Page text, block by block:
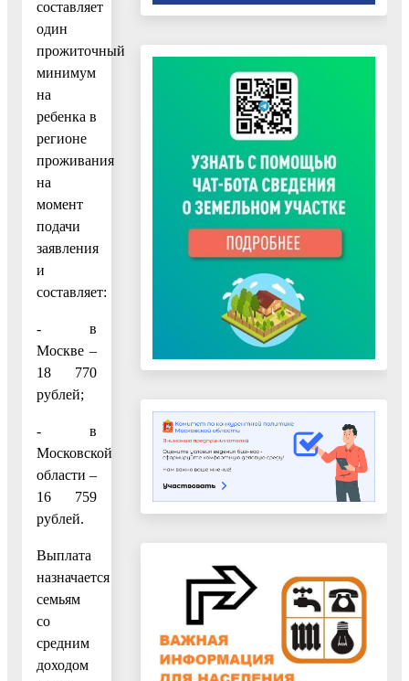
составляет
один
прожиточный
минимум
на
ребенка в
регионе
проживания
на
момент
подачи
заявления
и
составляет:
- в
Москве –
18 770
рублей;
- в
Московской
области –
16 759
рублей.
Выплата
назначается
семьям
со
средним
доходом